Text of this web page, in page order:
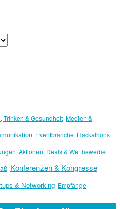
Trinken & Gesundheit Medien &
Eventbranche Hackathons
Aktionen, Deals & Wettbewerbe
Konferenzen & Kongresse
& Networking Empfänge